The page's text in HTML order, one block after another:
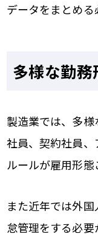
データをまとめる
多様な勤
製造業では、多
社員、契約社員
ルールが雇用形態
また近年では外
怠管理をする必